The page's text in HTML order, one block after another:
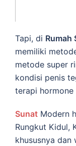
Tapi, di Rumah
memiliki
metode super
kondisi penis
terapi hormone
Sunat Modern
Rungkut Kidul,
khususnya dan